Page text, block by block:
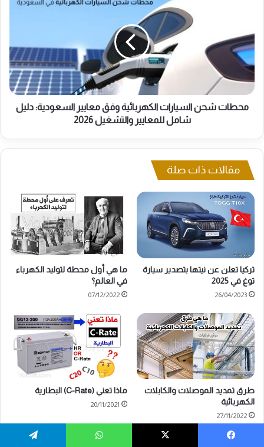
الكهربائية
وفق
معايير
السعودية:
دليل
شامل
للمعايير
محطات شحن السيارات الكهربائية وفق معايير السعودية: دليل
شامل للمعايير والتشغيل 2026
مقالات ذات صلة
تركيا تعلن عن نيتها بتصدير سيارة
توغ في 2025
26/04/2023
ما هي أول محطة لتوليد الكهرباء
في العالم؟
07/12/2022
طرق تمديد الموصلات والكابلات
الكهربائية
27/11/2022
ماذا تعني (C-Rate) البطارية
20/11/2021